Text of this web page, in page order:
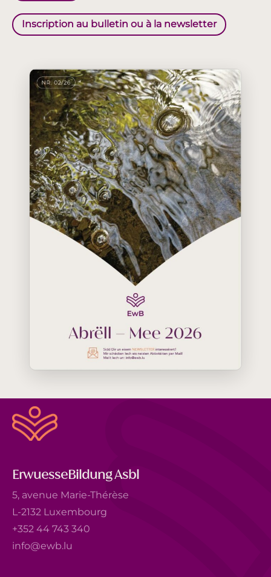
Inscription au bulletin ou à la newsletter
ErwuesseBildung Asbl
5, avenue Marie-Thérèse
L-2132 Luxembourg
+352 44 743 340
info@ewb.lu